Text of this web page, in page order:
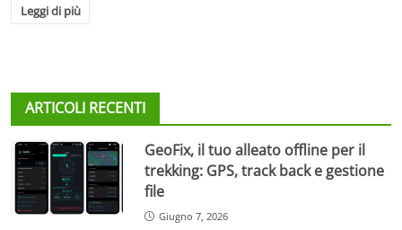
Leggi di più
ARTICOLI RECENTI
GeoFix, il tuo alleato offline per il
trekking: GPS, track back e gestione
file
Giugno 7, 2026